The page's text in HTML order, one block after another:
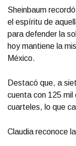
Sheinbaum
el espíritu de
para defender la
hoy mantiene la
México.
Destacó que, a
cuenta con 125
cuarteles, lo que
Claudia reconoce